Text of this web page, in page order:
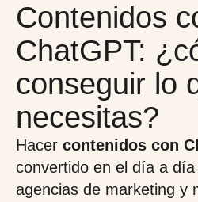
Contenidos
ChatGPT:
conseguir lo
necesitas?
Hacer contenidos con
convertido en el día a
agencias de marketing y